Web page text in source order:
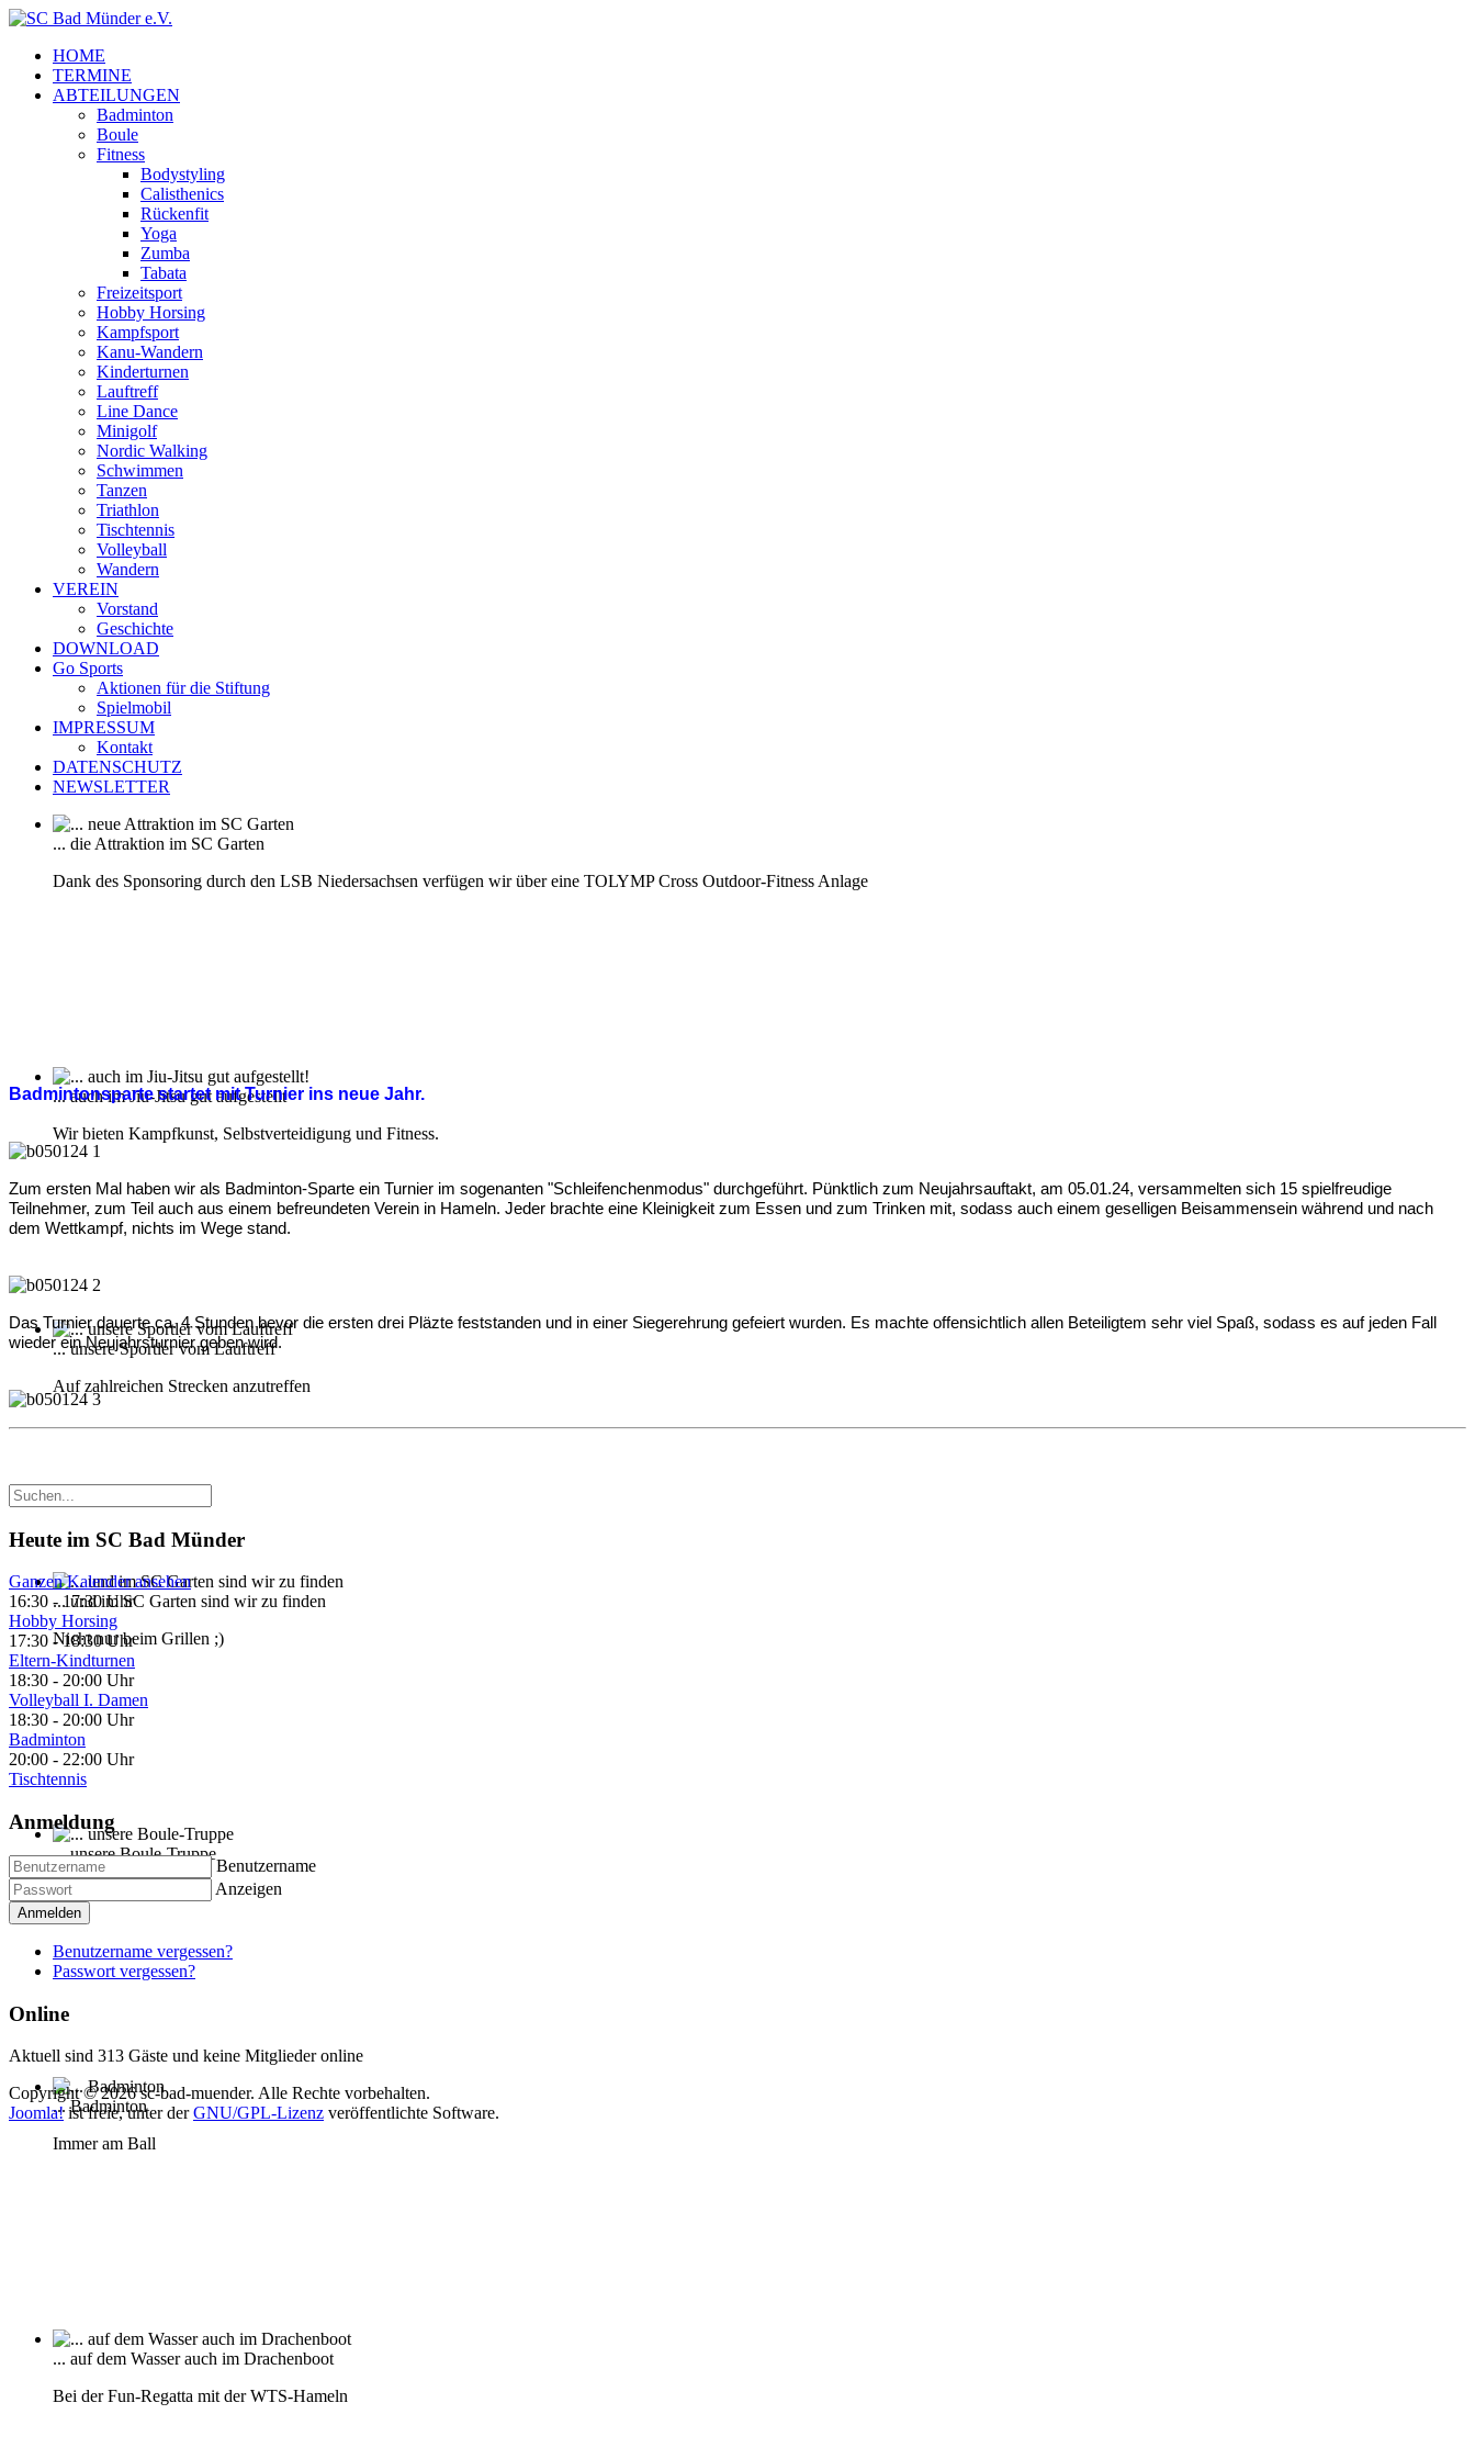
HOME
TERMINE
ABTEILUNGEN
Badminton
Boule
Fitness
Bodystyling
Calisthenics
Rückenfit
Yoga
Zumba
Tabata
Freizeitsport
Hobby Horsing
Kampfsport
Kanu-Wandern
Kinderturnen
Lauftreff
Line Dance
Minigolf
Nordic Walking
Schwimmen
Tanzen
Triathlon
Tischtennis
Volleyball
Wandern
VEREIN
Vorstand
Geschichte
DOWNLOAD
Go Sports
Aktionen für die Stiftung
Spielmobil
IMPRESSUM
Kontakt
DATENSCHUTZ
NEWSLETTER
... die Attraktion im SC Garten
Dank des Sponsoring durch den LSB Niedersachsen verfügen wir über eine TOLYMP Cross Outdoor-Fitness Anlage
... auch im Jiu-Jitsu gut aufgestellt
Wir bieten Kampfkunst, Selbstverteidigung und Fitness.
... unsere Sportler vom Lauftreff
Auf zahlreichen Strecken anzutreffen
... und im SC Garten sind wir zu finden
Nicht nur beim Grillen ;)
... unsere Boule-Truppe
Kann auch Gymnastik
... Badminton
Immer am Ball
... auf dem Wasser auch im Drachenboot
Bei der Fun-Regatta mit der WTS-Hameln
Badmintonsparte startet mit Turnier ins neue Jahr.
Zum ersten Mal haben wir als Badminton-Sparte ein Turnier im sogenanten "Schleifenchenmodus" durchgeführt. Pünktlich zum Neujahrsauftakt, am 05.01.24, versammelten sich 15 spielfreudige
Teilnehmer, zum Teil auch aus einem befreundeten Verein in Hameln. Jeder brachte eine Kleinigkeit zum Essen und zum Trinken mit, sodass auch einem geselligen Beisammensein während und nach
dem Wettkampf, nichts im Wege stand.
Das Turnier dauerte ca. 4 Stunden bevor die ersten drei Pläzte feststanden und in einer Siegerehrung gefeiert wurden. Es machte offensichtlich allen Beteiligtem sehr viel Spaß, sodass es auf jeden Fall
wieder ein Neujahrsturnier geben wird.
Heute im SC Bad Münder
Ganzen Kalender ansehen
16:30 -17:30 Uhr
Hobby Horsing
17:30 -18:30 Uhr
Eltern-Kindturnen
18:30 - 20:00 Uhr
Volleyball I. Damen
18:30 - 20:00 Uhr
Badminton
20:00 - 22:00 Uhr
Tischtennis
Anmeldung
Benutzername
Anzeigen
Anmelden
Benutzername vergessen?
Passwort vergessen?
Online
Aktuell sind 313 Gäste und keine Mitglieder online
Copyright © 2026 sc-bad-muender. Alle Rechte vorbehalten.
Joomla!ist freie, unter derGNU/GPL-Lizenz veröffentlichte Software.